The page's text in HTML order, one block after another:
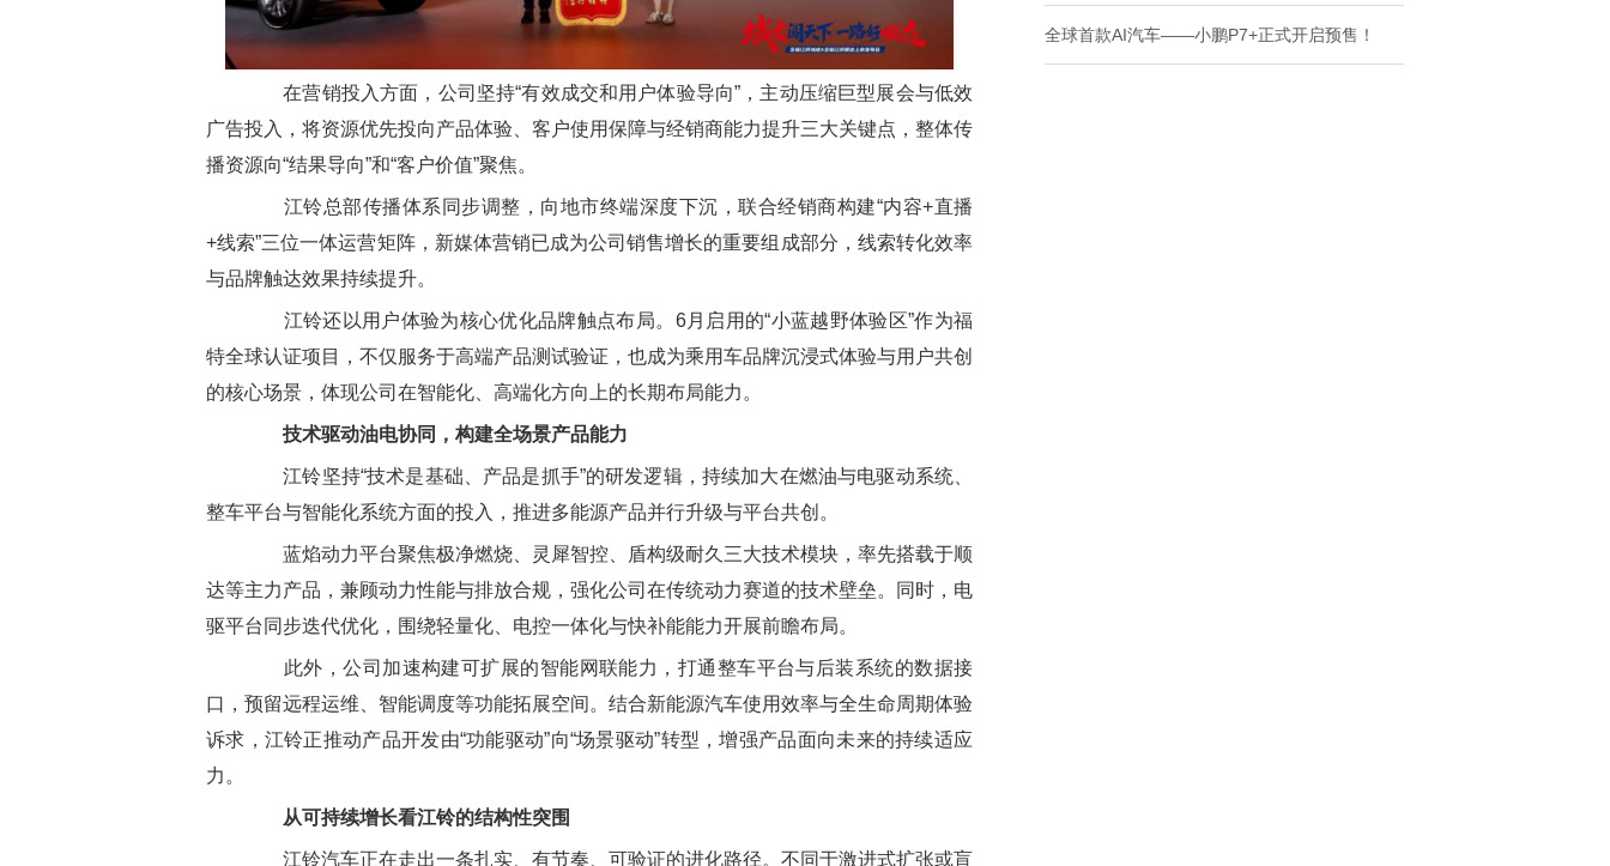
在营销投入方面，公司坚持“有效成交和用户体验导向”，主动压缩巨型展会与低效
广告投入，将资源优先投向产品体验、客户使用保障与经销商能力提升三大关键点，整体传
播资源向“结果导向”和“客户价值”聚焦。
江铃总部传播体系同步调整，向地市终端深度下沉，联合经销商构建“内容+直播
+线索”三位一体运营矩阵，新媒体营销已成为公司销售增长的重要组成部分，线索转化效率
与品牌触达效果持续提升。
江铃还以用户体验为核心优化品牌触点布局。6月启用的“小蓝越野体验区”作为福
特全球认证项目，不仅服务于高端产品测试验证，也成为乘用车品牌沉浸式体验与用户共创
的核心场景，体现公司在智能化、高端化方向上的长期布局能力。
技术驱动油电协同，构建全场景产品能力
江铃坚持“技术是基础、产品是抓手”的研发逻辑，持续加大在燃油与电驱动系统、
整车平台与智能化系统方面的投入，推进多能源产品并行升级与平台共创。
蓝焰动力平台聚焦极净燃烧、灵犀智控、盾构级耐久三大技术模块，率先搭载于顺
达等主力产品，兼顾动力性能与排放合规，强化公司在传统动力赛道的技术壁垒。同时，电
驱平台同步迭代优化，围绕轻量化、电控一体化与快补能能力开展前瞻布局。
此外，公司加速构建可扩展的智能网联能力，打通整车平台与后装系统的数据接
口，预留远程运维、智能调度等功能拓展空间。结合新能源汽车使用效率与全生命周期体验
诉求，江铃正推动产品开发由“功能驱动”向“场景驱动”转型，增强产品面向未来的持续适应
力。
从可持续增长看江铃的结构性突围
江铃汽车正在走出一条扎实、有节奏、可验证的进化路径。不同于激进式扩张或盲
全球首款AI汽车——小鹏P7+正式开启预售！